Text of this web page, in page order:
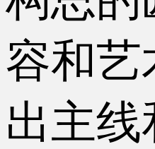
容和艺
出主